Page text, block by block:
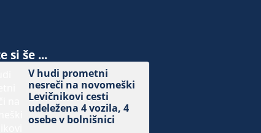
si še ...
V hudi prometni
nesreči na novomeški
Levičnikovi cesti
udeležena 4 vozila, 4
osebe v bolnišnici